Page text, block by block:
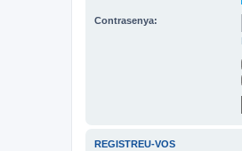
Contrasenya:
REGISTREU-VOS